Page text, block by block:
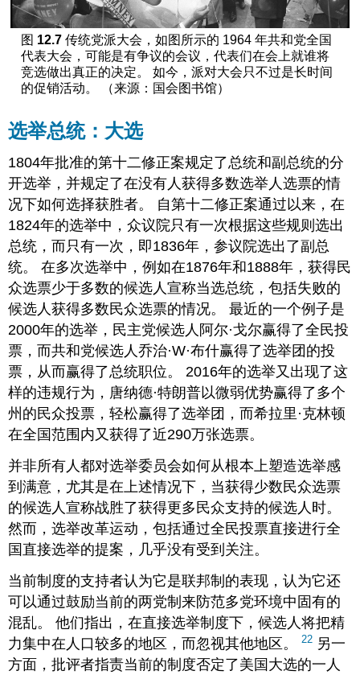
图 12.7传统党派大会，如图所示的 1964 年共和党全国
代表大会，可能是有争议的会议，代表们在会上就谁将
竞选做出真正的决定。 如今，派对大会只不过是长时间
的促销活动。 （来源：国会图书馆）
选举总统：大选
1804年批准的第十二修正案规定了总统和副总统的分
开选举，并规定了在没有人获得多数选举人选票的情
况下如何选择获胜者。 自第十二修正案通过以来，在
1824年的选举中，众议院只有一次根据这些规则选出
总统，而只有一次，即1836年，参议院选出了副总
统。 在多次选举中，例如在1876年和1888年，获得民
众选票少于多数的候选人宣称当选总统，包括失败的
候选人获得多数民众选票的情况。 最近的一个例子是
2000年的选举，民主党候选人阿尔·戈尔赢得了全民投
票，而共和党候选人乔治·W·布什赢得了选举团的投
票，从而赢得了总统职位。 2016年的选举又出现了这
样的违规行为，唐纳德·特朗普以微弱优势赢得了多个
州的民众投票，轻松赢得了选举团，而希拉里·克林顿
在全国范围内又获得了近290万张选票。
并非所有人都对选举委员会如何从根本上塑造选举感
到满意，尤其是在上述情况下，当获得少数民众选票
的候选人宣称战胜了获得更多民众支持的候选人时。
然而，选举改革运动，包括通过全民投票直接进行全
国直接选举的提案，几乎没有受到关注。
当前制度的支持者认为它是联邦制的表现，认为它还
可以通过鼓励当前的两党制来防范多党环境中固有的
混乱。 他们指出，在直接选举制度下，候选人将把精
力集中在人口较多的地区，而忽视其他地区。22 另一
方面，批评者指责当前的制度否定了美国大选的一人